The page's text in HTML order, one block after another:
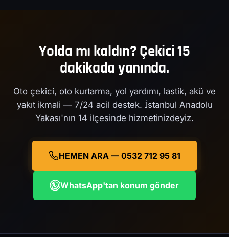
Yolda mı kaldın? Çekici 15
dakikada yanında.
Oto çekici, oto kurtarma, yol yardımı, lastik, akü ve
yakıt ikmali — 7/24 acil destek. İstanbul Anadolu
Yakası'nın 14 ilçesinde hizmetinizdeyiz.
HEMEN ARA — 0532 712 95 81
WhatsApp'tan konum gönder